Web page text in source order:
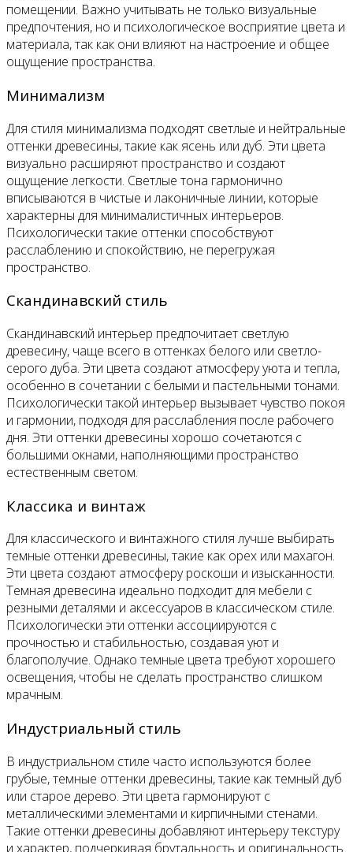
помещении. Важно учитывать не только визуальные
предпочтения, но и психологическое восприятие цвета и
материала, так как они влияют на настроение и общее
ощущение пространства.
Минимализм
Для стиля минимализма подходят светлые и нейтральные
оттенки древесины, такие как ясень или дуб. Эти цвета
визуально расширяют пространство и создают
ощущение легкости. Светлые тона гармонично
вписываются в чистые и лаконичные линии, которые
характерны для минималистичных интерьеров.
Психологически такие оттенки способствуют
расслаблению и спокойствию, не перегружая
пространство.
Скандинавский стиль
Скандинавский интерьер предпочитает светлую
древесину, чаще всего в оттенках белого или светло-
серого дуба. Эти цвета создают атмосферу уюта и тепла,
особенно в сочетании с белыми и пастельными тонами.
Психологически такой интерьер вызывает чувство покоя
и гармонии, подходя для расслабления после рабочего
дня. Эти оттенки древесины хорошо сочетаются с
большими окнами, наполняющими пространство
естественным светом.
Классика и винтаж
Для классического и винтажного стиля лучше выбирать
темные оттенки древесины, такие как орех или махагон.
Эти цвета создают атмосферу роскоши и изысканности.
Темная древесина идеально подходит для мебели с
резными деталями и аксессуаров в классическом стиле.
Психологически эти оттенки ассоциируются с
прочностью и стабильностью, создавая уют и
благополучие. Однако темные цвета требуют хорошего
освещения, чтобы не сделать пространство слишком
мрачным.
Индустриальный стиль
В индустриальном стиле часто используются более
грубые, темные оттенки древесины, такие как темный дуб
или старое дерево. Эти цвета гармонируют с
металлическими элементами и кирпичными стенами.
Такие оттенки древесины добавляют интерьеру текстуру
и характер, подчеркивая брутальность и оригинальность.